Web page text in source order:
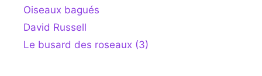
Oiseaux bagués
David Russell
Le busard des roseaux (3)